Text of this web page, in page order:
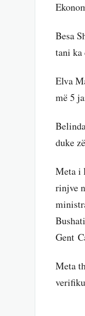
Besa
tani
Elva
më 5
duke
Meta i
rinjve
Gent
Meta